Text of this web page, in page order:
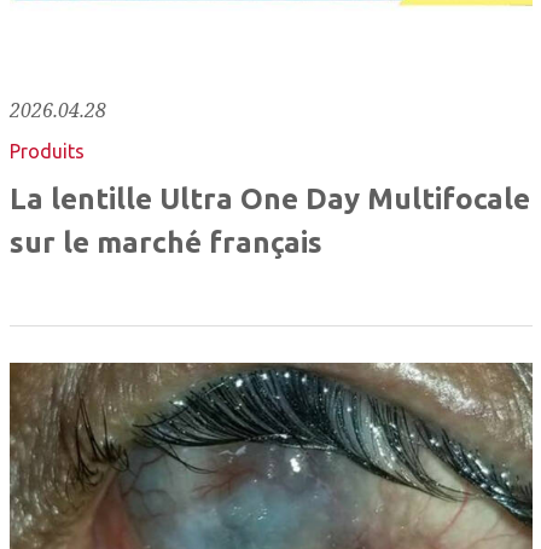
2026.04.28
Produits
La lentille Ultra One Day Multifocale
sur le marché français